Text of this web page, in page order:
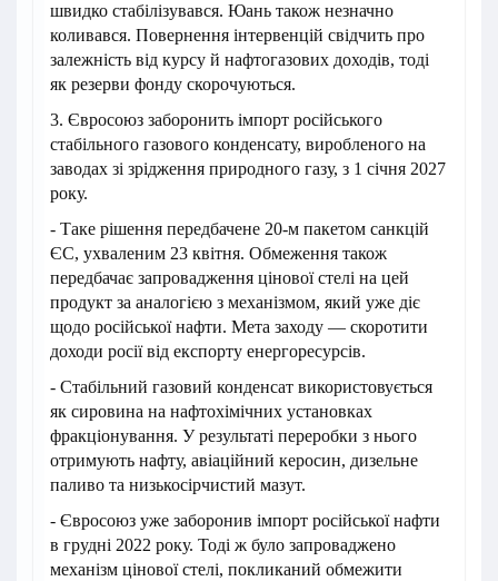
швидко стабілізувався. Юань також незначно
коливався. Повернення інтервенцій свідчить про
залежність від курсу й нафтогазових доходів, тоді
як резерви фонду скорочуються.
3. Євросоюз заборонить імпорт російського
стабільного газового конденсату, виробленого на
заводах зі зрідження природного газу, з 1 січня 2027
року.
- Таке рішення передбачене 20-м пакетом санкцій
ЄС, ухваленим 23 квітня. Обмеження також
передбачає запровадження цінової стелі на цей
продукт за аналогією з механізмом, який уже діє
щодо російської нафти. Мета заходу — скоротити
доходи росії від експорту енергоресурсів.
- Стабільний газовий конденсат використовується
як сировина на нафтохімічних установках
фракціонування. У результаті переробки з нього
отримують нафту, авіаційний керосин, дизельне
паливо та низькосірчистий мазут.
- Євросоюз уже заборонив імпорт російської нафти
в грудні 2022 року. Тоді ж було запроваджено
механізм цінової стелі, покликаний обмежити